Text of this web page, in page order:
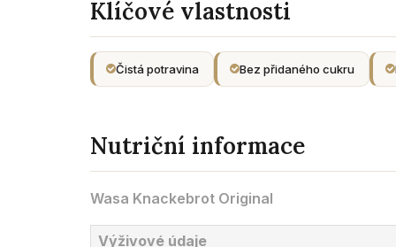
Klíčové vlastnosti
Čistá potravina Bez přidaného cukru
Nutriční informace
Wasa Knackebrot Original
Výživové údaje